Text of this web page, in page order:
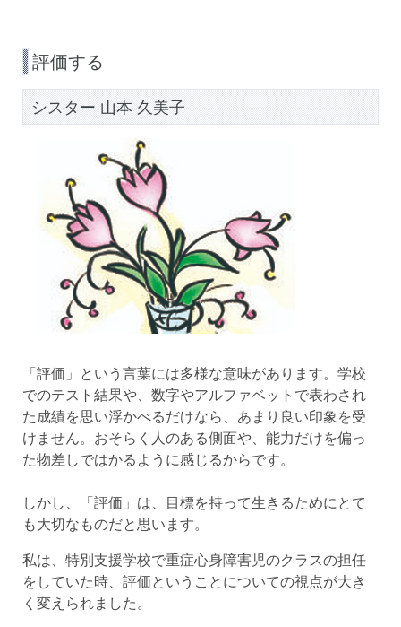
評価する
シスター 山本 久美子
「評価」という言葉には多様な意味があります。学校
でのテスト結果や、数字やアルファベットで表わされ
た成績を思い浮かべるだけなら、あまり良い印象を受
けません。おそらく人のある側面や、能力だけを偏っ
た物差しではかるように感じるからです。
しかし、「評価」は、目標を持って生きるためにとて
も大切なものだと思います。
私は、特別支援学校で重症心身障害児のクラスの担任
をしていた時、評価ということについての視点が大き
く変えられました。